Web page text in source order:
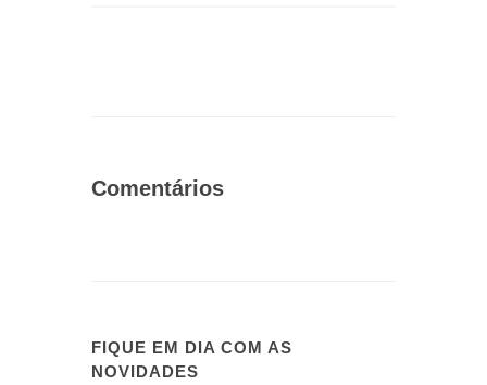
Comentários
FIQUE EM DIA COM AS
NOVIDADES